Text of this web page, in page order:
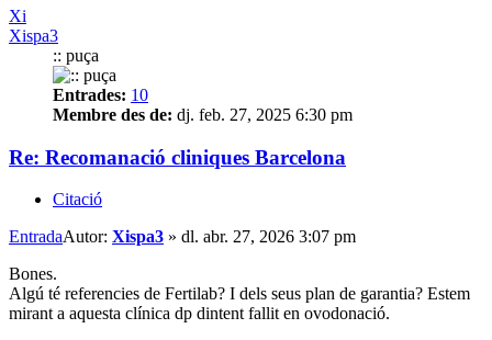
Xi
Xispa3
:: puça
Entrades: 10
Membre des de: dj. feb. 27, 2025 6:30 pm
Re: Recomanació cliniques Barcelona
Citació
EntradaAutor: Xispa3 » dl. abr. 27, 2026 3:07 pm
Bones.
Algú té referencies de Fertilab? I dels seus plan de garantia? Estem
mirant a aquesta clínica dp dintent fallit en ovodonació.